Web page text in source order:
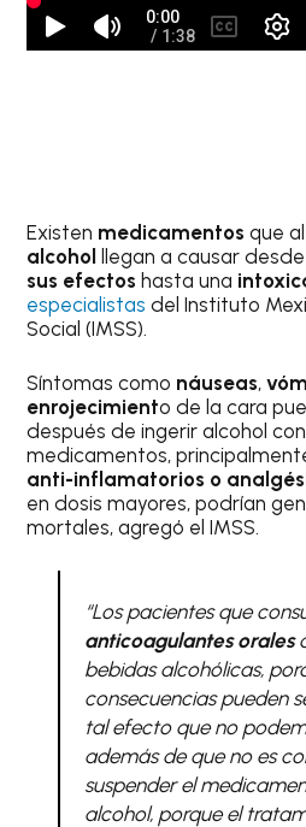
Existen medicamentos que
alcoholllegan a causar
sus efectos hasta una
especialistas del Instituto
Social (IMSS).
Síntomas como náuseas,
enrojecimiento de la cara
después de ingerir alcohol
medicamentos,
anti-inflamatorios o
en dosis mayores, podrían
mortales, agregó el IMSS.
“Los pacientes que
anticoagulantes orales
bebidas alcohólicas,
consecuencias pueden
tal efecto que no
además de que no es
suspender el
alcohol, porque el